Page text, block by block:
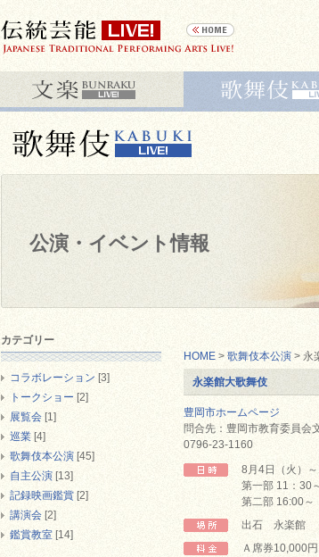
公演・イベント情報
HOME > 歌舞伎本公演 > 永
永楽館大歌舞伎
豊岡市ホームページ
問合先：豊岡市教育委員会
0796-23-1160
8月4日（火）～
第一部 11：30
第二部 16:00～
出石 永楽館
Ａ席券10,000円
カテゴリー
コラボレーション [3]
トークショー [2]
展覧会 [1]
巡業 [4]
歌舞伎本公演 [45]
自主公演 [13]
記録映画鑑賞 [2]
講演会 [2]
鑑賞教室 [14]